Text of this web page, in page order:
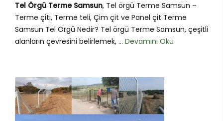
Tel Örgü Terme Samsun, Tel örgü Terme Samsun –
Terme çiti, Terme teli, Çim çit ve Panel çit Terme
Samsun Tel Örgü Nedir? Tel örgü Terme Samsun, çeşitli
alanların çevresini belirlemek, ... Devamını Oku